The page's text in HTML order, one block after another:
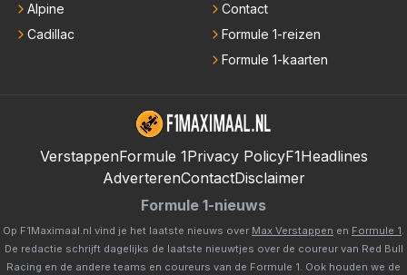
Alpine
Cadillac
Contact
Formule 1-reizen
Formule 1-kaarten
VerstappenFormule 1Privacy PolicyF1Headlines
AdverterenContactDisclaimer
Formule 1-nieuws
Op F1Maximaal.nl vind je het laatste nieuws over Max Verstappen en Formule 1.
De redactie schrijft dagelijks de laatste nieuwtjes over de coureur van Red Bull
Racing en de andere teams en coureurs van de Formule 1. Ook houden we de